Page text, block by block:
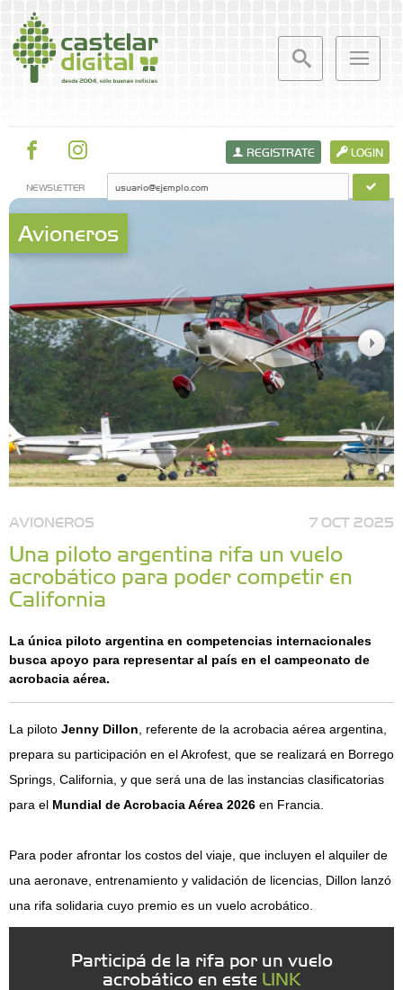
LOGIN
REGISTRATE
NEWSLETTER
Avioneros
AVIONEROS 7 OCT 2025
Una piloto argentina rifa un vuelo
acrobático para poder competir en
California
La única piloto argentina en competencias internacionales
busca apoyo para representar al país en el campeonato de
acrobacia aérea.
La piloto Jenny Dillon , referente de la acrobacia aérea argentina,
prepara su participación en el Akrofest, que se realizará en Borrego
Springs, California, y que será una de las instancias clasificatorias
para el Mundial de Acrobacia Aérea 2026 en Francia.
Para poder afrontar los costos del viaje, que incluyen el alquiler de
una aeronave, entrenamiento y validación de licencias, Dillon lanzó
una rifa solidaria cuyo premio es un vuelo acrobático.
Participá de la rifa por un vuelo
acrobático en este LINK